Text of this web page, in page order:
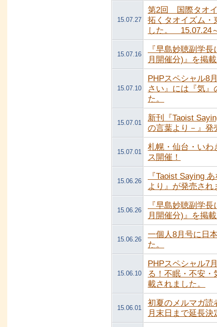
15.07.27
第2回 国際タオ
拓くタオイズム・
した。 15.07.24
15.07.16
『早島妙聴副学
月開催分)』を掲
15.07.10
PHPスペシャル8
さい』には『気
た。
15.07.01
新刊『Taoist
の言葉より－』発
15.07.01
札幌・仙台・い
ス開催！
15.06.26
『Taoist Saying
より』が発売され
15.06.26
『早島妙聴副学
月開催分)』を掲
15.06.26
一個人8月号に日
た。
15.06.10
PHPスペシャル7
る！不眠・不安
載されました。
15.06.01
初夏のメルマガ
月末日まで延長決